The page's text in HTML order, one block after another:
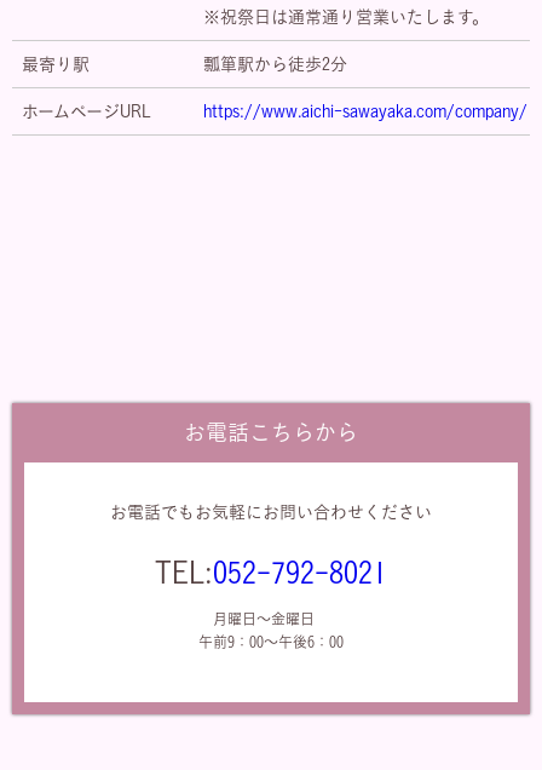
法令、規範の遵守と見直し
当社は、保有する個人情報に関して適用される日本の法令、その
他規範を遵守するとともに、本ポリシーの内容を適宜見直し、そ
の改善に努めます。
※祝祭日は通常通り営業いたします。
最寄り駅 瓢箪駅から徒歩2分
ホームページURL https://www.aichi-sawayaka.com/company/
お電話こちらから
お電話でもお気軽にお問い合わせください
TEL:052-792-8021
月曜日～金曜日
午前9：00～午後6：00